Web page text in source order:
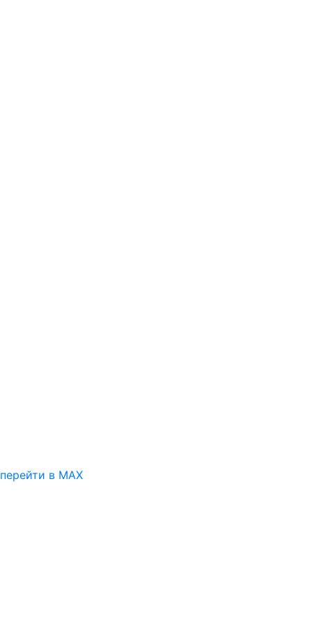
перейти в MAX